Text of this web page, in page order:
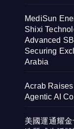
MediSun
Shixi
Advanced
Securing
Arabia
Acrab
Agentic AI
美國運通耀